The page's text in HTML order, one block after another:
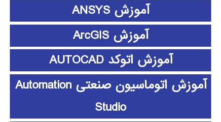
آموزش ANSYS
آموزش ArcGIS
آموزش اتوکد AUTOCAD
آموزش اتوماسیون صنعتی Automation
Studio